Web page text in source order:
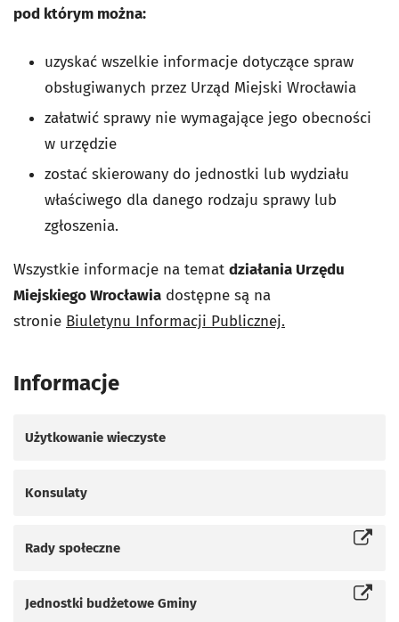
pod którym można:
uzyskać wszelkie informacje dotyczące spraw
obsługiwanych przez Urząd Miejski Wrocławia
załatwić sprawy nie wymagające jego obecności
w urzędzie
zostać skierowany do jednostki lub wydziału
właściwego dla danego rodzaju sprawy lub
zgłoszenia.
Wszystkie informacje na temat działania Urzędu
Miejskiego Wrocławia dostępne są na
stronie Biuletynu Informacji Publicznej.
Informacje
Użytkowanie wieczyste
Konsulaty
Rady społeczne
Otworzy się w nowej karcie
Jednostki budżetowe Gminy
Otworzy się w nowej karcie